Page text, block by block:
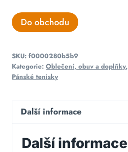
Do obchodu
SKU: f0000280b5b9
Kategorie: Oblečení, obuv a doplňky,
Pánské tenisky
Další informace
Další informace